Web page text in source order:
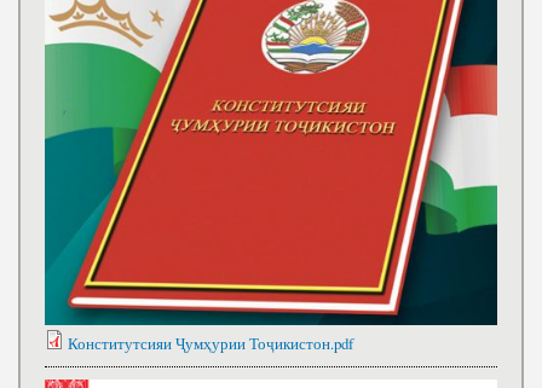
Конститутсияи Ҷумҳурии Тоҷикистон.pdf